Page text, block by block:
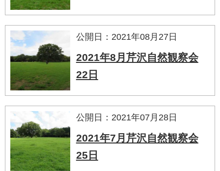
公開日：2021年08月27日
2021年8月芹沢自然観察会
22日
公開日：2021年07月28日
2021年7月芹沢自然観察会
25日